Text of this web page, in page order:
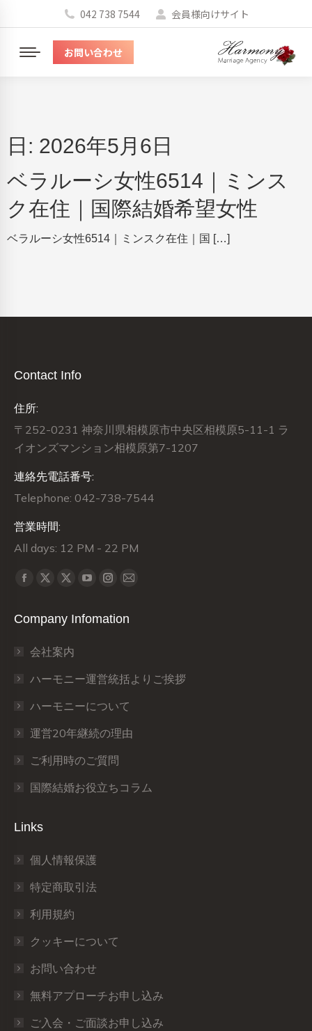
042 738 7544 会員様向けサイト
メ
お問い合わせ
日: 2026年5月6日
ベラルーシ女性6514｜ミンス
ク在住｜国際結婚希望女性
ベラルーシ女性6514｜ミンスク在住｜国 […]
Contact Info
住所:
〒252-0231 神奈川県相模原市中央区相模原5-11-1 ラ
イオンズマンション相模原第7-1207
連絡先電話番号:
Telephone: 042-738-7544
営業時間:
All days: 12 PM - 22 PM
Find us on:
Facebook
opens
new
window
X
opens
new
window
X
opens
new
window
YouTube
opens
window
Instagram
opens
window
Mail
opens
window
Company Infomation
会社案内
ハーモニー運営統括よりご挨拶
ハーモニーについて
運営20年継続の理由
ご利用時のご質問
国際結婚お役立ちコラム
Links
個人情報保護
特定商取引法
利用規約
クッキーについて
お問い合わせ
無料アプローチお申し込み
ご入会・ご面談お申し込み